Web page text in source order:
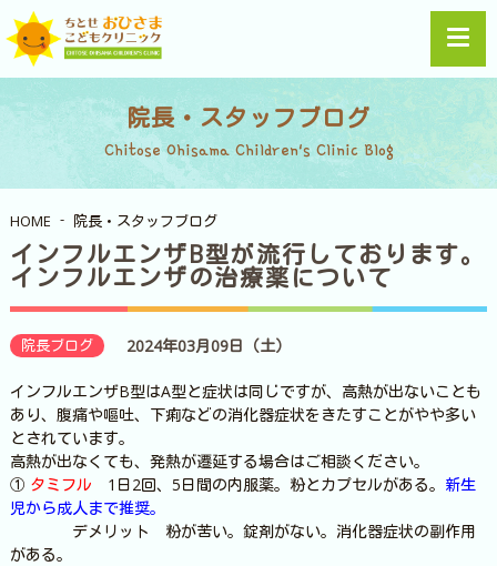
院長・スタッフブログ
Chitose Ohisama Children's Clinic Blog
HOME 院長・スタッフブログ
インフルエンザB型が流行しております。
インフルエンザの治療薬について
院長ブログ 2024年03月09日（土）
インフルエンザB型はA型と症状は同じですが、高熱が出ないことも
あり、腹痛や嘔吐、下痢などの消化器症状をきたすことがやや多い
とされています。
高熱が出なくても、発熱が遷延する場合はご相談ください。
① タミフル 1日2回、5日間の内服薬。粉とカプセルがある。 新生
児から成人まで推奨。
デメリット 粉が苦い。錠剤がない。消化器症状の副作用
がある。